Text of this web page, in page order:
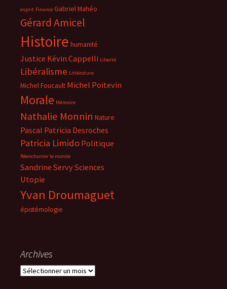
esprit Finance Gabriel Mahéo
Gérard Amicel
Histoire humanité
Justice Kévin Cappelli Liberté
Libéralisme Littérature
Michel Foucault Michel Poitevin
Morale Mémoire
Nathalie Monnin Nature
Pascal Patricia Desroches
Patricia Limido Politique
Réenchanter le monde
Sandrine ServySciences
Utopie
Yvan Droumaguet
épistémologie
Archives
Archives